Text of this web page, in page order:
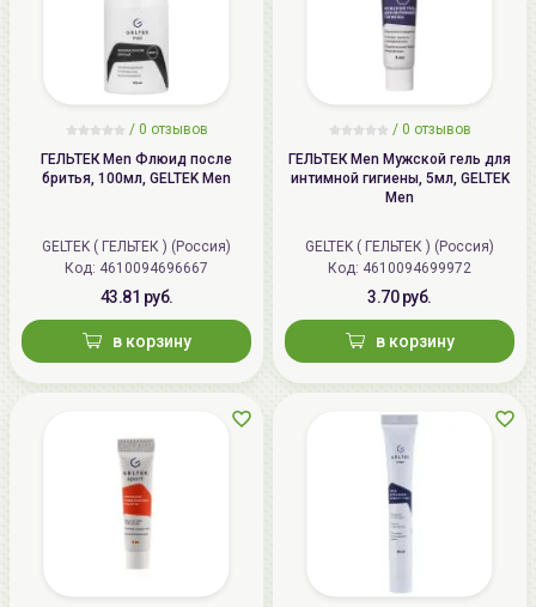
/ 0 отзывов
ГЕЛЬТЕК Men Флюид после
бритья, 100мл, GELTEK Men
GELTEK ( ГЕЛЬТЕК ) (Россия)
Код: 4610094696667
43.81 руб.
в корзину
/ 0 отзывов
ГЕЛЬТЕК Men Мужской гель для
интимной гигиены, 5мл, GELTEK
Men
GELTEK ( ГЕЛЬТЕК ) (Россия)
Код: 4610094699972
3.70 руб.
в корзину